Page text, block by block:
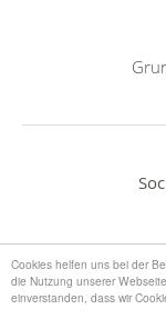
Cookies helfen uns bei der
die Nutzung unserer
einverstanden, dass wir